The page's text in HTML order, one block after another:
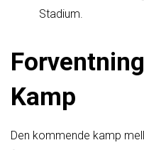
Stadium.
Kamp
Den kommende kamp